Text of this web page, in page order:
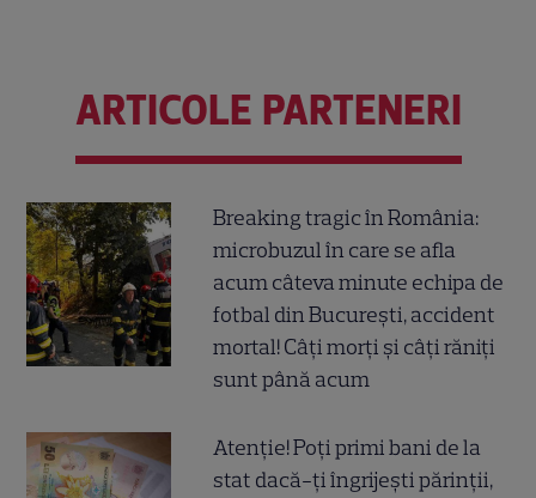
ARTICOLE PARTENERI
Breaking tragic în România:
microbuzul în care se afla
acum câteva minute echipa de
fotbal din București, accident
mortal! Câți morți și câți răniți
sunt până acum
Atenție! Poți primi bani de la
stat dacă-ți îngrijești părinții,